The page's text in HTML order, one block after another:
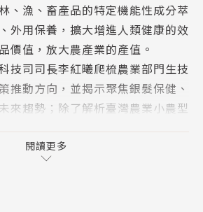
、漁、畜產品的特定機能性成分萃
外用保養，擴大增進人類健康的效
價值，放大農產業的產值。
技司司長李紅曦爬梳農業部門生技
推動方向，並揭示聚焦銀髮保健、
來趨勢；除了解析臺灣農業小農型
及建置無特定病原（SPF）豬高階
黑豆、鹿茸、香檬、山苦瓜、臺灣
閱讀更多